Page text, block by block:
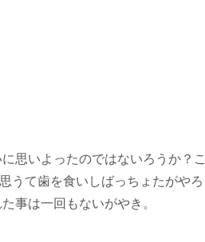
思いよったのではないろうか？こ
うて歯を食いしばっちょたがやろ
事は一回もないがやき。